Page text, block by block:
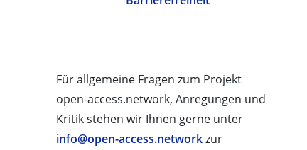
Für allgemeine Fragen zum Projekt
open-access.network, Anregungen und
Kritik stehen wir Ihnen gerne unter
info@open-access.networkzur